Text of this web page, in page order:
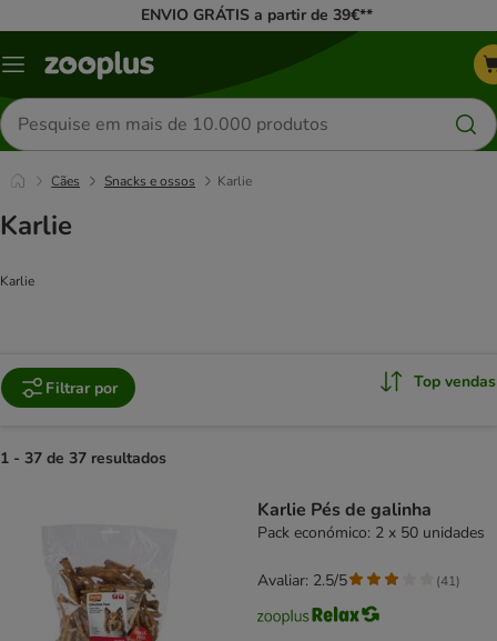
ENVIO GRÁTIS a partir de 39€**
Menu
Pesquisar
produtos
Cães Snacks e ossos Karlie
Karlie
Karlie
Filtrar por Top vendas
1 - 37 de 37 resultados
Karlie Pés de galinha
Pack económico: 2 x 50 unidades
Avaliar: 2.5/5 (41)